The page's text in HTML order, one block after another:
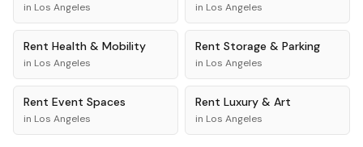
in Los Angeles in Los Angeles
Rent Health & Mobility
in Los Angeles
Rent Storage & Parking
in Los Angeles
Rent Event Spaces
in Los Angeles
Rent Luxury & Art
in Los Angeles